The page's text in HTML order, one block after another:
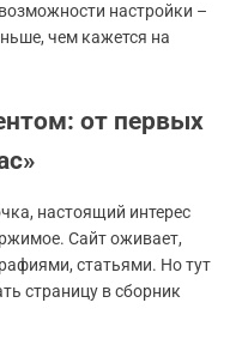
настройки –
чем кажется на
от первых
настоящий интерес
Сайт оживает,
статьями. Но тут
страницу в сборник